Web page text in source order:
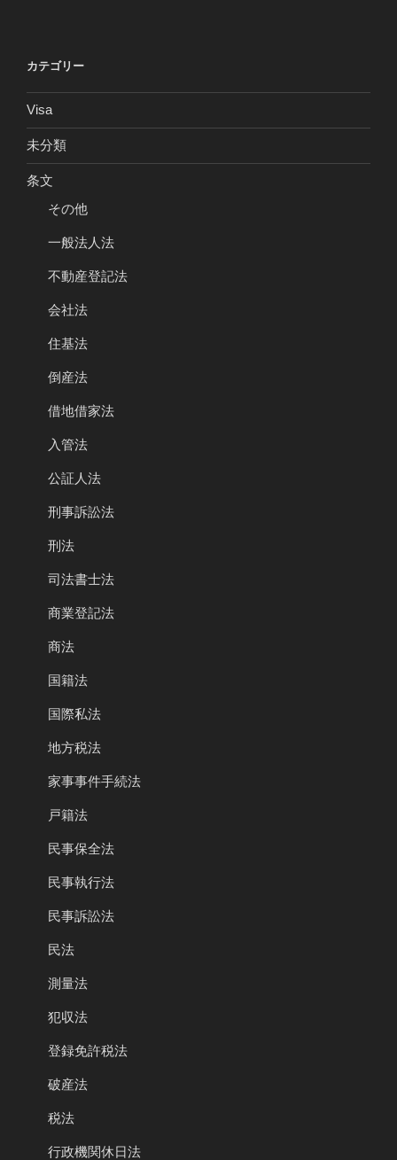
カテゴリー
Visa
未分類
条文
その他
一般法人法
不動産登記法
会社法
住基法
倒産法
借地借家法
入管法
公証人法
刑事訴訟法
刑法
司法書士法
商業登記法
商法
国籍法
国際私法
地方税法
家事事件手続法
戸籍法
民事保全法
民事執行法
民事訴訟法
民法
測量法
犯収法
登録免許税法
破産法
税法
行政機関休日法